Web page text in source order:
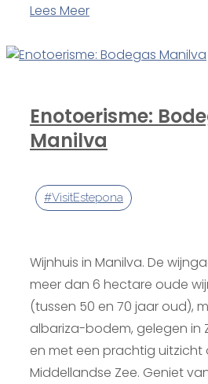
Lees Meer
Enotoerisme:
Manilva
#VisitEstepona
Wijnhuis in Manilva. De
meer dan 6 hectare oude
(tussen 50 en 70 jaar oud),
albariza-bodem, gelegen in
en met een prachtig uitzicht
Middellandse Zee. Geniet